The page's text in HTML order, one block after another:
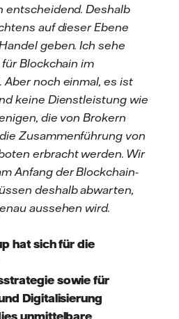
entscheidend. Deshalb
auf dieser Ebene
geben. Ich sehe
Blockchain im
noch einmal, es ist
keine Dienstleistung wie
die von Brokern
Zusammenführung von
erbracht werden. Wir
Anfang der Blockchain-
deshalb abwarten,
aussehen wird.
hat sich für die
sowie für
Digitalisierung
unmittelbare